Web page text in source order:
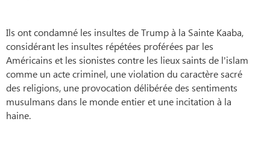
Ils ont condamné les insultes de Trump à la Sainte Kaaba,
considérant les insultes répétées proférées par les
Américains et les sionistes contre les lieux saints de l'islam
comme un acte criminel, une violation du caractère sacré
des religions, une provocation délibérée des sentiments
musulmans dans le monde entier et une incitation à la
haine.